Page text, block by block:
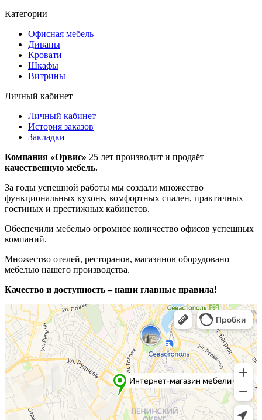
Категории
Офисная мебель
Диваны
Кровати
Шкафы
Витрины
Личный кабинет
Личный кабинет
История заказов
Закладки
Компания «Орвис» 25 лет производит и продаёт
качественную мебель.
За годы успешной работы мы создали множество
функциональных кухонь, комфортных спален, практичных
гостиных и престижных кабинетов.
Обеспечили мебелью огромное количество офисов успешных
компаний.
Множество отелей, ресторанов, магазинов оборудовано
мебелью нашего производства.
Качество и доступность – наши главные правила!